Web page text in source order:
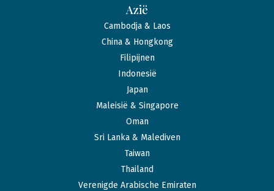
Azië
Cambodja & Laos
China & Hongkong
Filipijnen
Indonesië
Japan
Maleisië & Singapore
Oman
Sri Lanka & Malediven
Taiwan
Thailand
Verenigde Arabische Emiraten